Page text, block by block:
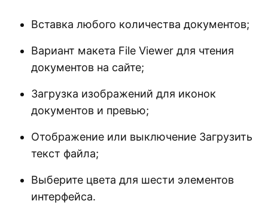
Вставка любого количества документов;
Вариант макета File Viewer для чтения
документов на сайте;
Загрузка изображений для иконок
документов и превью;
Отображение или выключение Загрузить
текст файла;
Выберите цвета для шести элементов
интерфейса.